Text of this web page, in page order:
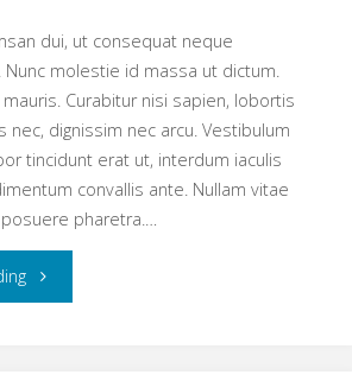
dui, ut consequat neque
molestie id massa ut dictum.
Curabitur nisi sapien, lobortis
nec, dignissim nec arcu. Vestibulum
tincidunt erat ut, interdum iaculis
convallis ante. Nullam vitae
pharetra.…
"Two